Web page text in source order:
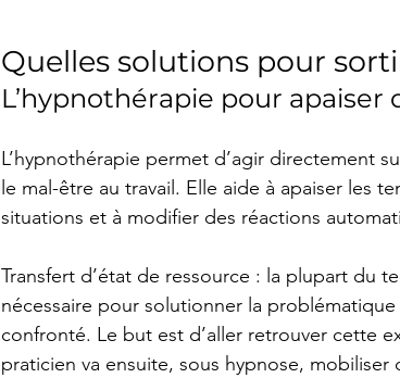
Quelles solutions pour
L’hypnothérapie pour
L’hypnothérapie permet d’agir directement
le mal-être au travail. Elle aide à apaiser les
situations et à modifier des réactions
Transfert d’état de ressource : la plupart du
nécessaire pour solutionner la
confronté. Le but est d’aller retrouver cette
praticien va ensuite, sous hypnose,